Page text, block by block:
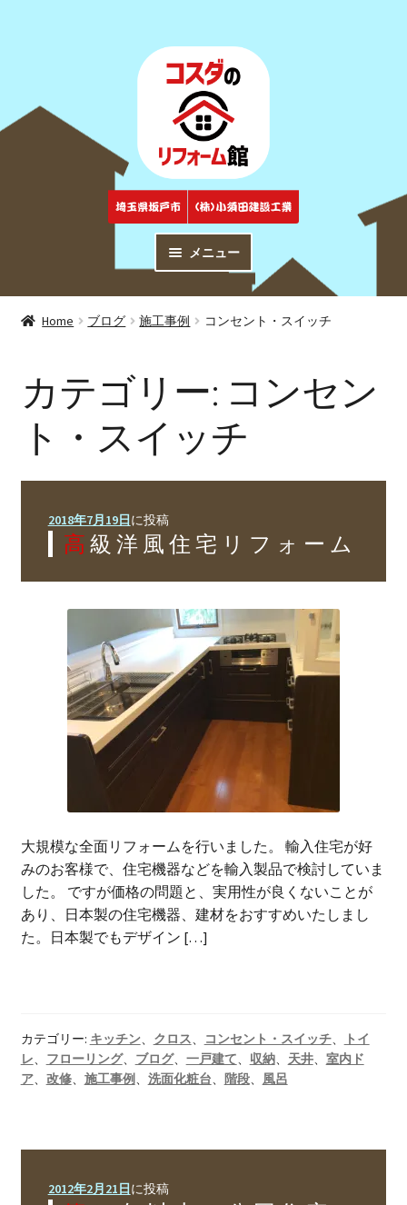
ー
プ
ン
メニュー
トップページ
Top
リフォームの進め方
Flow
施工事例
Works
Inquiry
Home ブログ 施工事例 コンセント・スイッチ
カテゴリー: コンセン
ト・スイッチ
2018年7月19日に投稿
高級洋風住宅リフォーム
大規模な全面リフォームを行いました。 輸入住宅が好
みのお客様で、住宅機器などを輸入製品で検討していま
した。 ですが価格の問題と、実用性が良くないことが
あり、日本製の住宅機器、建材をおすすめいたしまし
た。日本製でもデザイン […]
カテゴリー: キッチン、 クロス、 コンセント・スイッチ、
トイ
レ、 フローリング、 ブログ、 一戸建て、 収納、 天井、 室内ド
ア、 改修、 施工事例、 洗面化粧台、 階段、 風呂
2012年2月21日 に投稿